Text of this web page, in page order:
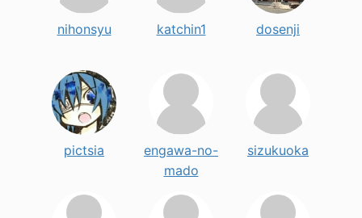
nihonsyu katchin1 dosenji
pictsia
engawa-no-
mado
sizukuoka